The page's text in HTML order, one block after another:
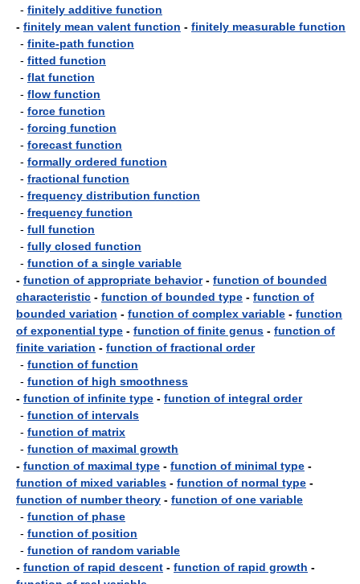
- finitely additive function
- finitely mean valent function - finitely measurable function
- finite-path function
- fitted function
- flat function
- flow function
- force function
- forcing function
- forecast function
- formally ordered function
- fractional function
- frequency distribution function
- frequency function
- full function
- fully closed function
- function of a single variable
- function of appropriate behavior- function of bounded
characteristic - function of bounded type - function of
bounded variation - function of complex variable - function
of exponential type - function of finite genus - function of
finite variation - function of fractional order
- function of function
- function of high smoothness
- function of infinite type - function of integral order
- function of intervals
- function of matrix
- function of maximal growth
- function of maximal type - function of minimal type -
function of mixed variables - function of normal type -
function of number theory - function of one variable
- function of phase
- function of position
- function of random variable
- function of rapid descent - function of rapid growth -